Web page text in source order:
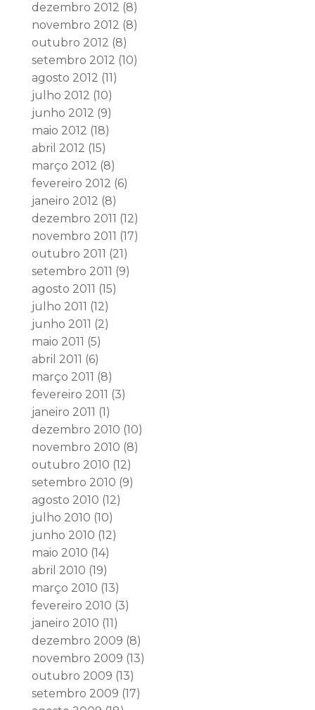
dezembro 2012 (8)
novembro 2012 (8)
outubro 2012 (8)
setembro 2012 (10)
agosto 2012 (11)
julho 2012 (10)
junho 2012 (9)
maio 2012 (18)
abril 2012 (15)
março 2012 (8)
fevereiro 2012 (6)
janeiro 2012 (8)
dezembro 2011 (12)
novembro 2011 (17)
outubro 2011 (21)
setembro 2011 (9)
agosto 2011 (15)
julho 2011 (12)
junho 2011 (2)
maio 2011 (5)
abril 2011 (6)
março 2011 (8)
fevereiro 2011 (3)
janeiro 2011 (1)
dezembro 2010 (10)
novembro 2010 (8)
outubro 2010 (12)
setembro 2010 (9)
agosto 2010 (12)
julho 2010 (10)
junho 2010 (12)
maio 2010 (14)
abril 2010 (19)
março 2010 (13)
fevereiro 2010 (3)
janeiro 2010 (11)
dezembro 2009 (8)
novembro 2009 (13)
outubro 2009 (13)
setembro 2009 (17)